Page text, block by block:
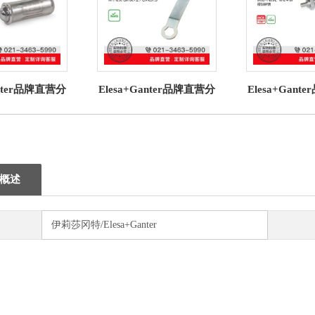
品牌直营分
式带滚珠
Elesa+Ganter品牌直营分
用于安装GN 607.2
Elesa+Ganter
钢带安全锁
述
伊莉莎冈特/Elesa+Ganter